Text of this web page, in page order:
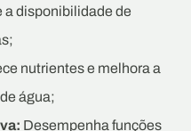
a disponibilidade de
nutrientes e melhora a
água;
Desempenha funções